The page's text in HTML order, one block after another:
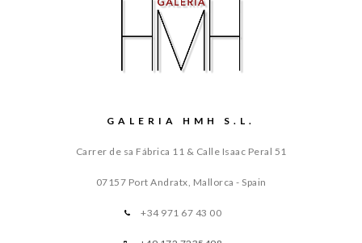
GALERIA HMH S.L.
Carrer de sa Fábrica 11 & Calle Isaac Peral 51
07157 Port Andratx, Mallorca - Spain
+34 971 67 43 00